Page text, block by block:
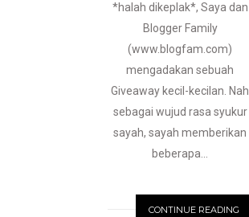
*halah dikeplak*, Saya dan
Blogger Family
(www.blogfam.com)
mengadakan sebuah
Giveaway kecil-kecilan. Nah
sebagai wujud rasa syukur
sayah, sayah memberikan
beberapa...
CONTINUE READING